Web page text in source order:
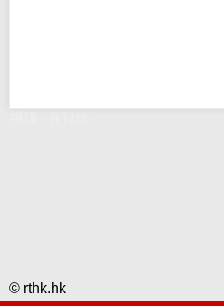
© rthk.hk